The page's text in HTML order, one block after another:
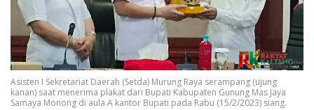
Asisten I Sekretariat Daerah (Setda) Murung Raya serampang (ujung
kanan) saat menerima plakat dari Bupati Kabupaten Gunung Mas Jaya
Samaya Monong di aula A kantor Bupati pada Rabu (15/2/2023) siang.